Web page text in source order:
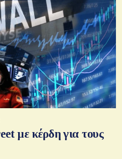
με κέρδη για τους